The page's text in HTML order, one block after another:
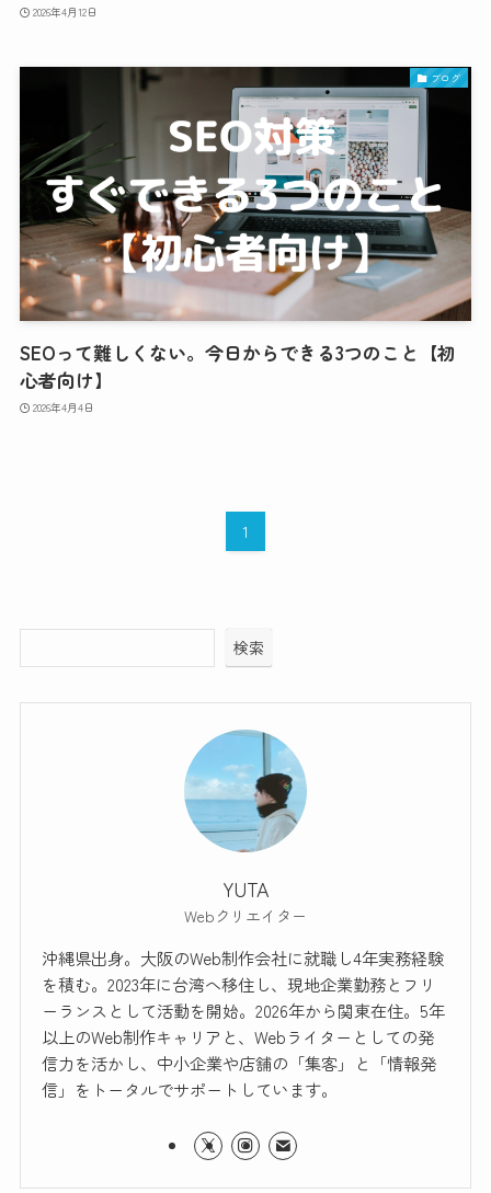
2026年4月12日
ブログ
SEOって難しくない。今日からできる3つのこと【初
心者向け】
2026年4月4日
1
検索
YUTA
Webクリエイター
沖縄県出身。大阪のWeb制作会社に就職し4年実務経験
を積む。2023年に台湾へ移住し、現地企業勤務とフリ
ーランスとして活動を開始。2026年から関東在住。5年
以上のWeb制作キャリアと、Webライターとしての発
信力を活かし、中小企業や店舗の「集客」と「情報発
信」をトータルでサポートしています。